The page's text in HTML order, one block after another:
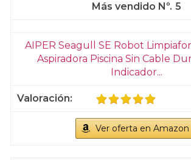
5
AIPER Seagull SE Robot
Aspiradora Piscina Sin Cable
Indicador...
Ver oferta en Amazon